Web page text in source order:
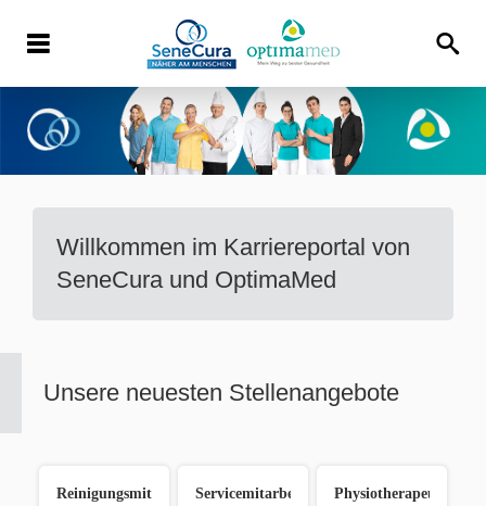
Willkommen im Karriereportal von
SeneCura und OptimaMed
Unsere neuesten Stellenangebote
Reinigungsmitarbeiter:inServicemitarbeiter:inPhysiotherapeut/in